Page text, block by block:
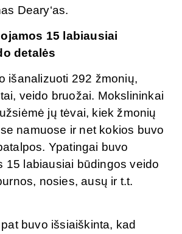
Deary‘as.
15 labiausiai
detalės
išanalizuoti 292 žmonių,
veido bruožai. Mokslininkai
jų tėvai, kiek žmonių
namuose ir net kokios buvo
Ypatingai buvo
15 labiausiai būdingos veido
nosies, ausų ir t.t.
buvo išsiaiškinta, kad